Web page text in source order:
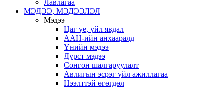
Лавлагаа
МЭДЭЭ, МЭДЭЭЛЭЛ
Мэдээ
Цаг үе, үйл явдал
ААН-ийн анхааралд
Үнийн мэдээ
Дүрст мэдээ
Сонгон шалгаруулалт
Авлигын эсрэг үйл ажиллагаа
Нээлттэй өгөгдөл